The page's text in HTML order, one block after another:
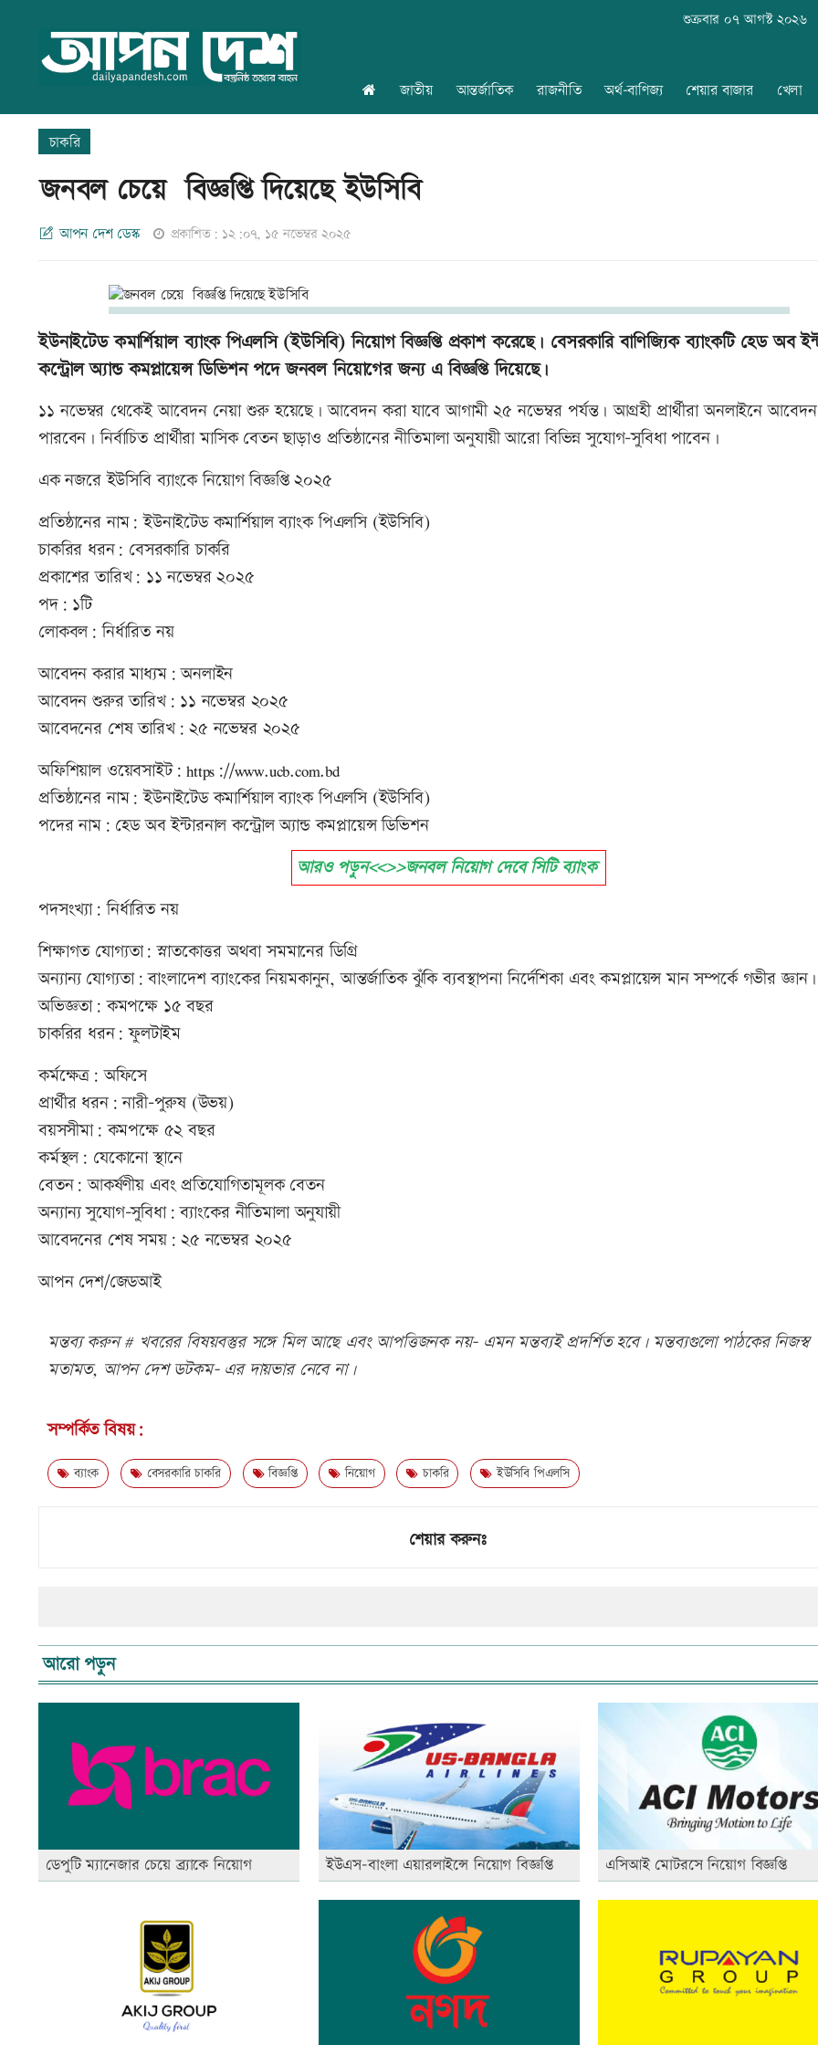
শুক্রবার ০৭ আগস্ট ২০২৬
জাতীয় আন্তর্জাতিক রাজনীতি অর্থ-বাণিজ্য শেয়ার বাজার খেলা
চাকরি
জনবল চেয়ে বিজ্ঞপ্তি দিয়েছে ইউসিবি
আপন দেশ ডেস্ক প্রকাশিত: ১২:০৭, ১৫ নভেম্বর ২০২৫
ইউনাইটেড কমার্শিয়াল ব্যাংক পিএলসি (ইউসিবি) নিয়োগ বিজ্ঞপ্তি প্রকাশ করেছে। বেসরকারি বাণিজ্যিক ব্যাংকটি হেড অব
কন্ট্রোল অ্যান্ড কমপ্লায়েন্স ডিভিশন পদে জনবল নিয়োগের জন্য এ বিজ্ঞপ্তি দিয়েছে।
১১ নভেম্বর থেকেই আবেদন নেয়া শুরু হয়েছে। আবেদন করা যাবে আগামী ২৫ নভেম্বর পর্যন্ত। আগ্রহী প্রার্থীরা অনলাইনে
পারবেন। নির্বাচিত প্রার্থীরা মাসিক বেতন ছাড়াও প্রতিষ্ঠানের নীতিমালা অনুযায়ী আরো বিভিন্ন সুযোগ-সুবিধা পাবেন।
এক নজরে ইউসিবি ব্যাংকে নিয়োগ বিজ্ঞপ্তি ২০২৫
প্রতিষ্ঠানের নাম: ইউনাইটেড কমার্শিয়াল ব্যাংক পিএলসি (ইউসিবি)
চাকরির ধরন: বেসরকারি চাকরি
প্রকাশের তারিখ: ১১ নভেম্বর ২০২৫
পদ: ১টি
লোকবল: নির্ধারিত নয়
আবেদন করার মাধ্যম: অনলাইন
আবেদন শুরুর তারিখ: ১১ নভেম্বর ২০২৫
আবেদনের শেষ তারিখ: ২৫ নভেম্বর ২০২৫
অফিশিয়াল ওয়েবসাইট: https://www.ucb.com.bd
প্রতিষ্ঠানের নাম: ইউনাইটেড কমার্শিয়াল ব্যাংক পিএলসি (ইউসিবি)
পদের নাম: হেড অব ইন্টারনাল কন্ট্রোল অ্যান্ড কমপ্লায়েন্স ডিভিশন
আরও পড়ুন<<>>জনবল নিয়োগ দেবে সিটি ব্যাংক
পদসংখ্যা: নির্ধারিত নয়
শিক্ষাগত যোগ্যতা: স্নাতকোত্তর অথবা সমমানের ডিগ্রি
অন্যান্য যোগ্যতা: বাংলাদেশ ব্যাংকের নিয়মকানুন, আন্তর্জাতিক ঝুঁকি ব্যবস্থাপনা নির্দেশিকা এবং কমপ্লায়েন্স মান সম্পর্কে গভীর জ্ঞান।
অভিজ্ঞতা: কমপক্ষে ১৫ বছর
চাকরির ধরন: ফুলটাইম
কর্মক্ষেত্র: অফিসে
প্রার্থীর ধরন: নারী-পুরুষ (উভয়)
বয়সসীমা: কমপক্ষে ৫২ বছর
কর্মস্থল: যেকোনো স্থানে
বেতন: আকর্ষণীয় এবং প্রতিযোগিতামূলক বেতন
অন্যান্য সুযোগ-সুবিধা: ব্যাংকের নীতিমালা অনুযায়ী
আবেদনের শেষ সময়: ২৫ নভেম্বর ২০২৫
আপন দেশ/জেডআই
মন্তব্য করুন # খবরের বিষয়বস্তুর সঙ্গে মিল আছে এবং আপত্তিজনক নয়- এমন মন্তব্যই প্রদর্শিত হবে। মন্তব্যগুলো পাঠকের নিজস্ব
মতামত, আপন দেশ ডটকম- এর দায়ভার নেবে না।
সম্পর্কিত বিষয়:
ব্যাংক বেসরকারি চাকরি বিজ্ঞপ্তি নিয়োগ চাকরি ইউসিবি পিএলসি
শেয়ার করুনঃ
আরো পড়ুন
ডেপুটি ম্যানেজার চেয়ে ব্র্যাকে নিয়োগ ইউএস-বাংলা এয়ারলাইন্সে নিয়োগ বিজ্ঞপ্তি এসিআই মোটরসে নিয়োগ বিজ্ঞপ্তি